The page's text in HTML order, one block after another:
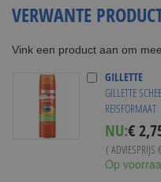
VERWANTE
Vink een product aan om
GILLETTE
GILLETTE
REISFORMAAT
NU:Special
Price
€
( ADVIESPRIJS
Op